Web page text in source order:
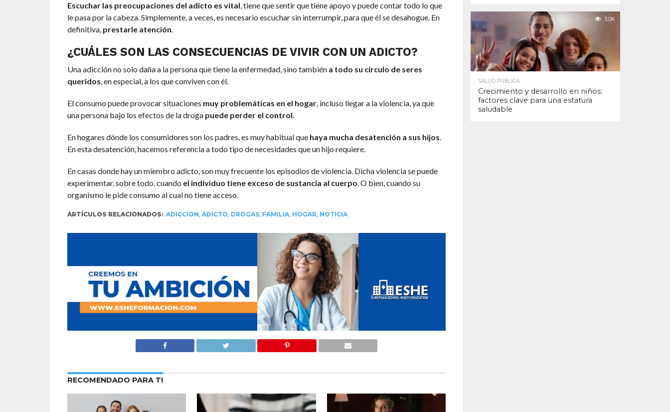
Escuchar las preocupaciones del adicto es vital, tiene que sentir que tiene apoyo y puede contar todo lo que
le pasa por la cabeza. Simplemente, a veces, es necesario escuchar sin interrumpir, para que él se desahogue. En
definitiva, prestarle atención.
¿CUÁLES SON LAS CONSECUENCIAS DE VIVIR CON UN ADICTO?
Una adicción no solo daña a la persona que tiene la enfermedad, sino también a todo su círculo de seres
queridos, en especial, a los que conviven con él.
El consumo puede provocar situaciones muy problemáticas en el hogar, incluso llegar a la violencia, ya que
una persona bajo los efectos de la droga puede perder el control.
En hogares dónde los consumidores son los padres, es muy habitual que haya mucha desatención a sus hijos.
En esta desatención, hacemos referencia a todo tipo de necesidades que un hijo requiere.
En casas donde hay un miembro adicto, son muy frecuente los episodios de violencia. Dicha violencia se puede
experimentar, sobre todo, cuando el individuo tiene exceso de sustancia al cuerpo. O bien, cuando su
organismo le pide consumo al cual no tiene acceso.
ARTÍCULOS RELACIONADOS: ADICCIÓN, ADICTO, DROGAS, FAMILIA, HOGAR, NOTICIA
RECOMENDADO PARA TI
3.0K
SALUD PÚBLICA
Crecimiento y desarrollo en niños:
factores clave para una estatura
saludable